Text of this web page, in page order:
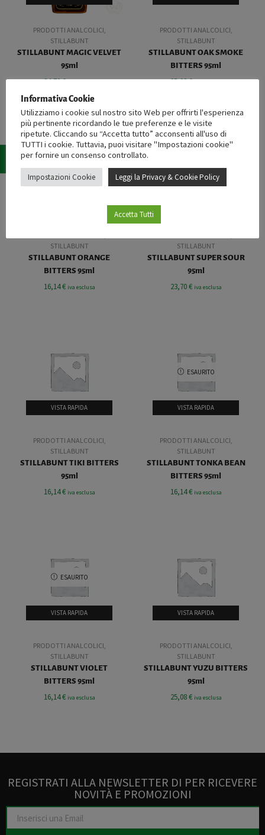
PRODOTTI ANALCOLICI,
STILLABUNT
STILLABUNT MAGIC VELVET
95ml
34,70€
PRODOTTI ANALCOLICI,
STILLABUNT
STILLABUNT OAK SMOKE
BITTERS 95ml
25,08€
ESAURITO
STILLABUNT
STILLABUNT ORANGE
BITTERS 95ml
16,14€ iva esclusa
STILLABUNT
STILLABUNT SUPER SOUR
95ml
23,70€ iva esclusa
VISTA RAPIDA
PRODOTTI ANALCOLICI,
STILLABUNT
STILLABUNT TIKI BITTERS
95ml
16,14€ iva esclusa
ESAURITO
VISTA RAPIDA
PRODOTTI ANALCOLICI,
STILLABUNT
STILLABUNT TONKA BEAN
BITTERS 95ml
16,14€ iva esclusa
ESAURITO
VISTA RAPIDA
PRODOTTI ANALCOLICI,
STILLABUNT
STILLABUNT VIOLET
BITTERS 95ml
16,14€ iva esclusa
VISTA RAPIDA
PRODOTTI ANALCOLICI,
STILLABUNT
STILLABUNT YUZU BITTERS
95ml
25,08€ iva esclusa
REGISTRATI ALLA NEWSLETTER DI PER RICEVERE
NOVITÀ E PROMOZIONI
Informativa Cookie
Utilizziamo i cookie sul nostro sito Web per offrirti l'esperienza
più pertinente ricordando le tue preferenze e le visite
ripetute. Cliccando su “Accetta tutto” acconsenti all'uso di
TUTTI i cookie. Tuttavia, puoi visitare "Impostazioni cookie"
per fornire un consenso controllato.
Impostazioni Cookie Leggi la Privacy & Cookie Policy
Accetta Tutti